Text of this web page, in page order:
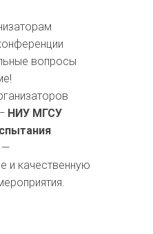
вопросы
НИУ МГСУ
—
и качественную